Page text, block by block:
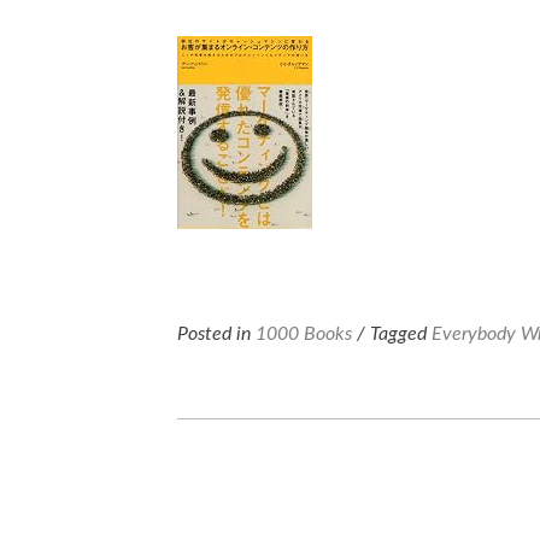
Posted in 1000 Books / Tagged Everybody